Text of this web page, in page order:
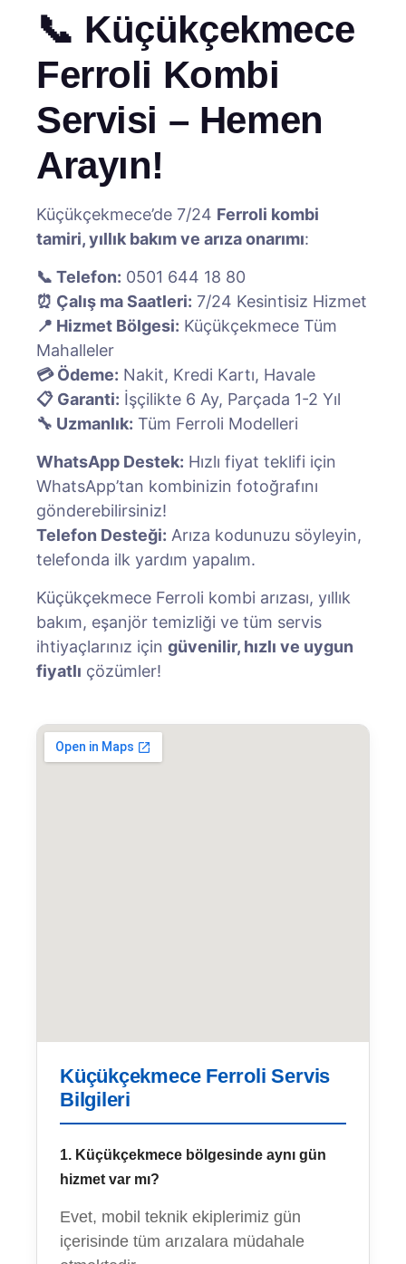
📞 Küçükçekmece
Ferroli Kombi
Servisi – Hemen
Arayın!
Küçükçekmece’de 7/24 Ferroli kombi
tamiri, yıllık bakım ve arıza onarımı:
📞 Telefon: 0501 644 18 80
⏰ Çalış ma Saatleri: 7/24 Kesintisiz Hizmet
📍 Hizmet Bölgesi: Küçükçekmece Tüm
Mahalleler
💳 Ödeme: Nakit, Kredi Kartı, Havale
📋 Garanti: İşçilikte 6 Ay, Parçada 1-2 Yıl
🔧 Uzmanlık: Tüm Ferroli Modelleri
WhatsApp Destek: Hızlı fiyat teklifi için
WhatsApp’tan kombinizin fotoğrafını
gönderebilirsiniz!
Telefon Desteği: Arıza kodunuzu söyleyin,
telefonda ilk yardım yapalım.
Küçükçekmece Ferroli kombi arızası, yıllık
bakım, eşanjör temizliği ve tüm servis
ihtiyaçlarınız için güvenilir, hızlı ve uygun
fiyatlı çözümler!
Küçükçekmece Ferroli Servis
Bilgileri
1. Küçükçekmece bölgesinde aynı gün
hizmet var mı?
Evet, mobil teknik ekiplerimiz gün
içerisinde tüm arızalara müdahale